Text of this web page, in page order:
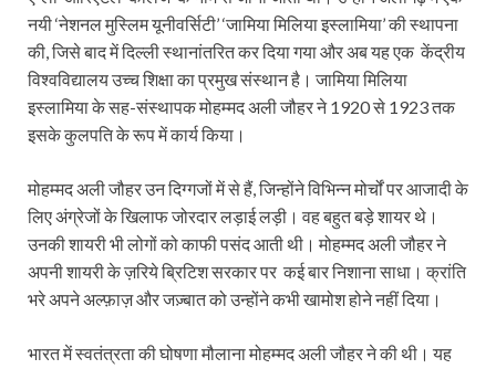
नयी ‘नेशनल मुस्लिम यूनीवर्सिटी’ ‘जामिया मिलिया इस्लामिया’ की स्थापना
की, जिसे बाद में दिल्ली स्थानांतरित कर दिया गया और अब यह एक केंद्रीय
विश्वविद्यालय उच्च शिक्षा का प्रमुख संस्थान है। जामिया मिलिया
इस्लामिया के सह-संस्थापक मोहम्मद अली जौहर ने 1920 से 1923 तक
इसके कुलपति के रूप में कार्य किया।
मोहम्मद अली जौहर उन दिग्गजों में से हैं, जिन्होंने विभिन्न मोर्चों पर आजादी के
लिए अंग्रेजों के खिलाफ जोरदार लड़ाई लड़ी। वह बहुत बड़े शायर थे।
उनकी शायरी भी लोगों को काफी पसंद आती थी। मोहम्मद अली जौहर ने
अपनी शायरी के ज़रिये ब्रिटिश सरकार पर कई बार निशाना साधा। क्रांति
भरे अपने अल्फ़ाज़ और जज़्बात को उन्होंने कभी खामोश होने नहीं दिया।
भारत में स्वतंत्रता की घोषणा मौलाना मोहम्मद अली जौहर ने की थी। यह